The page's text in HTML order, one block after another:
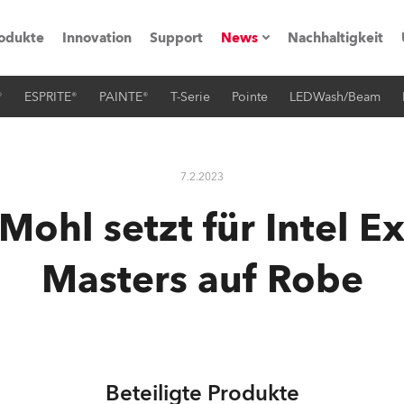
Innovation Support News
Pressemitteilungen
Nachhaltigkeit
ESPRITE® PAINTE® T-Serie Pointe LEDWash/Beam
7.2.2023
setzt für Intel
Masters auf Robe
Beteiligte Produkte